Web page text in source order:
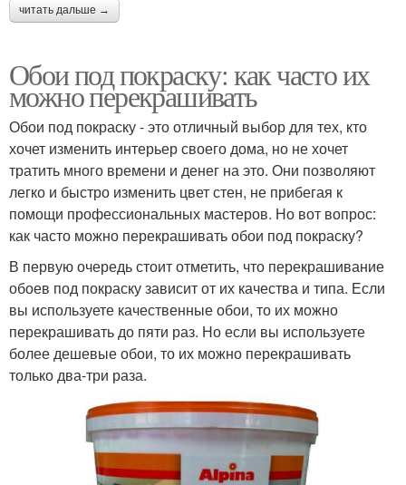
читать дальше →
Обои под покраску: как часто их
можно перекрашивать
Обои под покраску - это отличный выбор для тех, кто
хочет изменить интерьер своего дома, но не хочет
тратить много времени и денег на это. Они позволяют
легко и быстро изменить цвет стен, не прибегая к
помощи профессиональных мастеров. Но вот вопрос:
как часто можно перекрашивать обои под покраску?
В первую очередь стоит отметить, что перекрашивание
обоев под покраску зависит от их качества и типа. Если
вы используете качественные обои, то их можно
перекрашивать до пяти раз. Но если вы используете
более дешевые обои, то их можно перекрашивать
только два-три раза.